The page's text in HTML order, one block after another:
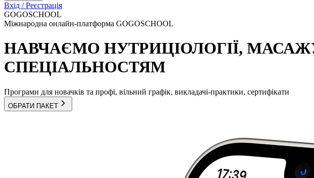
Вхід / Реєстрація
GOGOSCHOOL
Міжнародна онлайн-платформа GOGOSCHOOL
НАВЧАЄМО НУТРИЦІОЛОГІЇ,
СПЕЦІАЛЬНОСТЯМ
Програми для новачків та профі, вільний графік, викладачі-практики, сертифікати
ОБРАТИ ПАКЕТ